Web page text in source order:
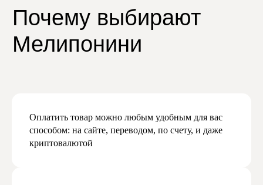
Оплатить товар можно любым удобным для вас
способом: на сайте, переводом, по счету, и даже
криптовалютой
и маркетинговой рассылки
Подписаться